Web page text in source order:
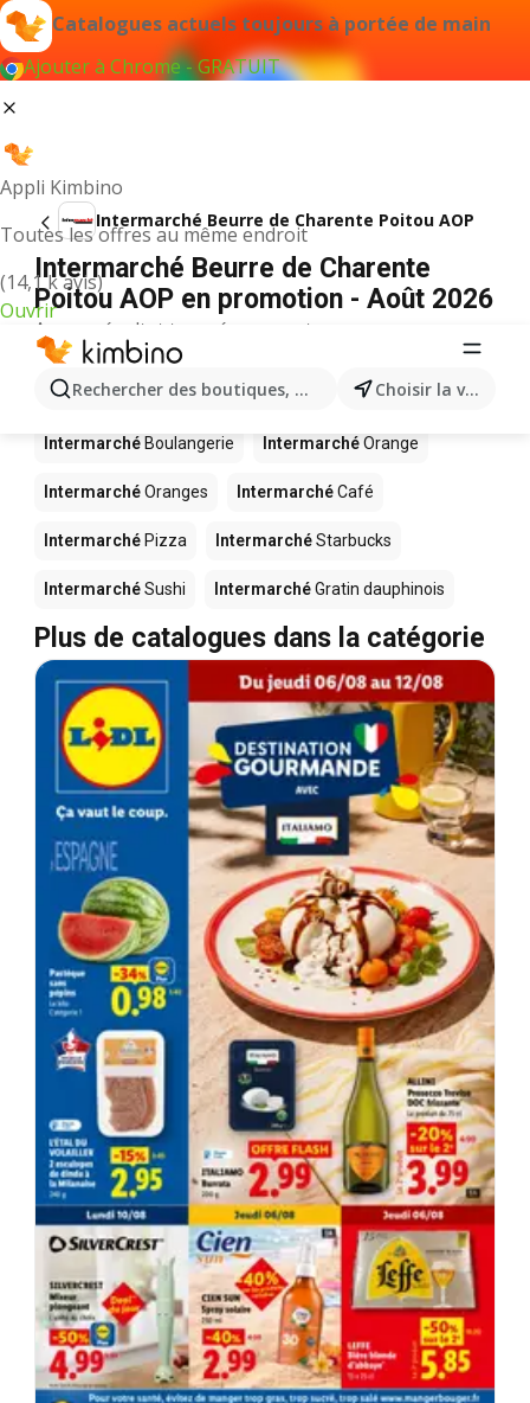
Catalogues actuels toujours à portée de main
Ajouter à Chrome - GRATUIT
Appli Kimbino
Toutes les offres au même endroit
(14,1 k avis)
Ouvrir
Rechercher des boutiques, des catégories, des Choisir la ville
Intermarché Beurre de Charente Poitou AOP
Intermarché Beurre de Charente
Poitou AOP en promotion - Août 2026
Aucun résultat trouvé pour ce terme.
D’autres produits dans les magasins
Intermarché
Intermarché Boulangerie IntermarchéOrange
IntermarchéOranges IntermarchéCafé
Intermarché Pizza IntermarchéStarbucks
IntermarchéSushi IntermarchéGratin dauphinois
Plus de catalogues dans la catégorie